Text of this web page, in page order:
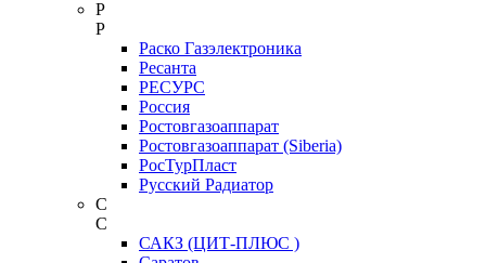
Р
Р
Раско Газэлектроника
Ресанта
РЕСУРС
Россия
Ростовгазоаппарат
Ростовгазоаппарат (Siberia)
РосТурПласт
Русский Радиатор
С
С
САКЗ (ЦИТ-ПЛЮС )